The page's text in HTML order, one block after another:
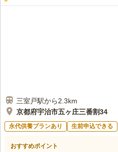
三室戸駅から2.3km
京都府宇治市五ヶ庄三番割34
永代供養プランあり 生前申込できる
おすすめポイント